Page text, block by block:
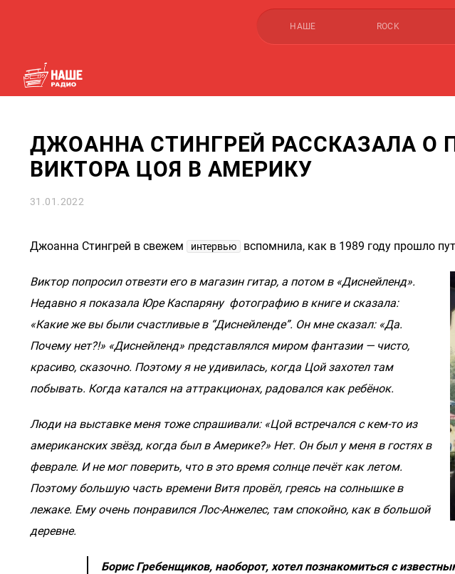
НАШЕ ROCK
ДЖОАННА СТИНГРЕЙ РАССКАЗАЛА О
ВИКТОРА ЦОЯ В АМЕРИКУ
31.01.2022
Джоанна Стингрей в свежем интервью вспомнила, как в 1989 году прошло
Виктор попросил отвезти его в магазин гитар, а потом в «Диснейленд».
Недавно я показала Юре Каспаряну фотографию в книге и сказала:
«Какие же вы были счастливые в “Диснейленде”. Он мне сказал: «Да.
Почему нет?!» «Диснейленд» представлялся миром фантазии — чисто,
красиво, сказочно. Поэтому я не удивилась, когда Цой захотел там
побывать. Когда катался на аттракционах, радовался как ребёнок.
Люди на выставке меня тоже спрашивали: «Цой встречался с кем-то из
американских звёзд, когда был в Америке?» Нет. Он был у меня в гостях в
феврале. И не мог поверить, что в это время солнце печёт как летом.
Поэтому большую часть времени Витя провёл, греясь на солнышке в
лежаке. Ему очень понравился Лос-Анжелес, там спокойно, как в большой
деревне.
Борис Гребенщиков, наоборот, хотел познакомиться с